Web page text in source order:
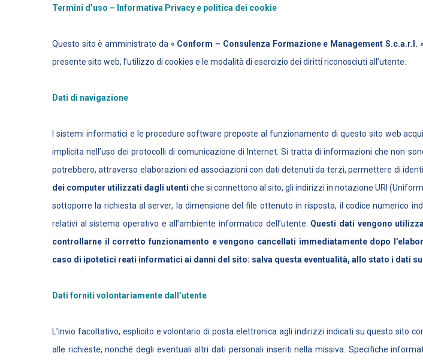
Termini d’uso – Informativa Privacy e politica dei cookie
Questo sito è amministrato da « Conform – Consulenza Formazione e Management S.c.a.r.l.
presente sito web, l’utilizzo di cookies e le modalità di esercizio dei diritti riconosciuti all’utente.
Dati di navigazione
I sistemi informatici e le procedure software preposte al funzionamento di questo sito web
implicita nell’uso dei protocolli di comunicazione di Internet. Si tratta di informazioni che non
potrebbero, attraverso elaborazioni ed associazioni con dati detenuti da terzi, permettere di
dei computer utilizzati dagli utenti che si connettono al sito, gli indirizzi in notazione URI
sottoporre la richiesta al server, la dimensione del file ottenuto in risposta, il codice numerico
relativi al sistema operativo e all’ambiente informatico dell’utente. Questi dati vengono
controllarne il corretto funzionamento e vengono cancellati immediatamente dopo
caso di ipotetici reati informatici ai danni del sito: salva questa eventualità, allo stato i dati
Dati forniti volontariamente dall’utente
L’invio facoltativo, esplicito e volontario di posta elettronica agli indirizzi indicati su questo sito
alle richieste, nonché degli eventuali altri dati personali inseriti nella missiva. Specifiche